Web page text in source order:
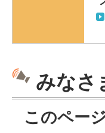
みなさ
このペー